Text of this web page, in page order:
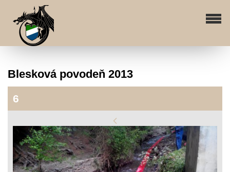
Blesková povodeň 2013
6